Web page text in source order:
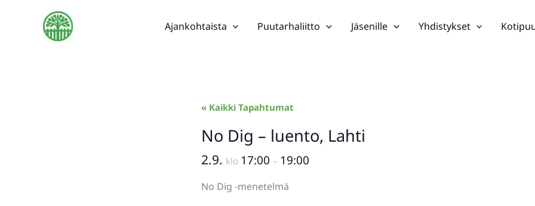
Ajankohtaista Puutarhaliitto Jäsenille Yhdistykset
« Kaikki Tapahtumat
No Dig – luento, Lahti
2.9. klo 17:00 – 19:00
No Dig -menetelmä